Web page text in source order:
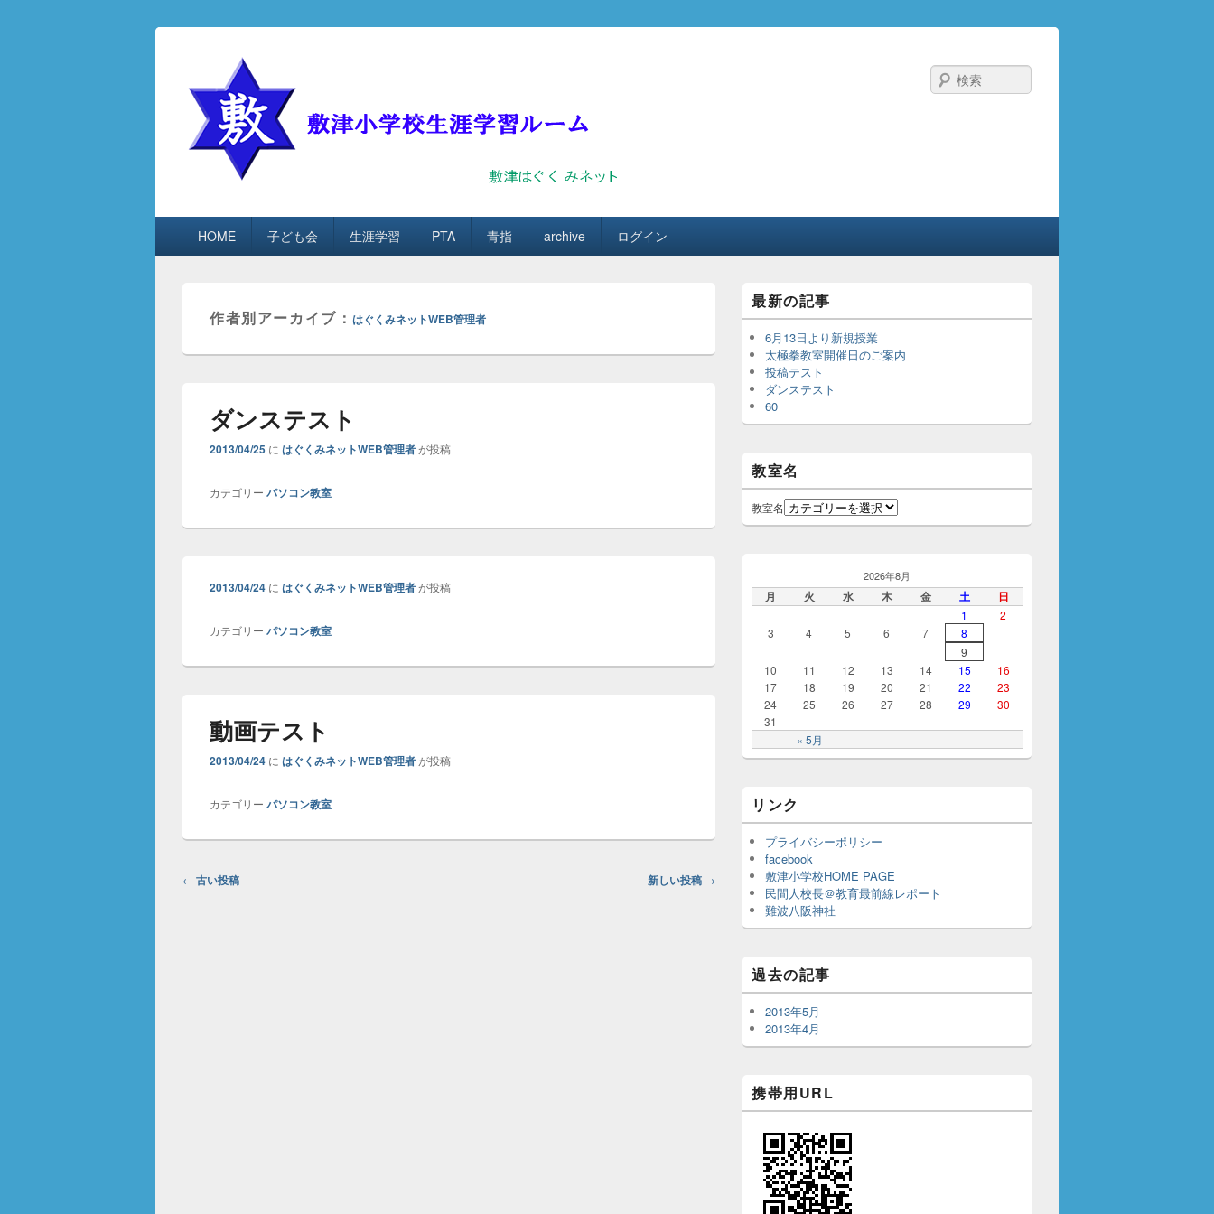
敷津小学校生涯学習ルーム
by敷津はぐくみネット
第1メニュー
第1メニューのコンテンツまでスキップ
第2メニューのコンテンツまでスキップ
HOME 子ども会 生涯学習 PTA 青指 archive ログイン
作者別アーカイブ：はぐくみネットWEB管理者
ダンステスト
2013/04/25 に はぐくみネットWEB管理者が投稿
カテゴリー パソコン教室
2013/04/24 に はぐくみネットWEB管理者が投稿
カテゴリー パソコン教室
動画テスト
2013/04/24 に はぐくみネットWEB管理者が投稿
カテゴリー パソコン教室
投稿ナビゲーション
← 古い投稿 新しい投稿 →
最新の記事
6月13日より新規授業
太極拳教室開催日のご案内
投稿テスト
ダンステスト
60
教室名
教室名
2026年8月
月 火 水 木 金 土 日
« 5月
1
2
3
4 5 6 7
8
9
10
11 12 13 14 15
16
17
18 19 20 21 22
23
24
25 26 27 28 29
30
31
リンク
プライバシーポリシー
facebook
敷津小学校HOME PAGE
民間人校長＠教育最前線レポート
難波八阪神社
過去の記事
2013年5月
2013年4月
携帯用URL